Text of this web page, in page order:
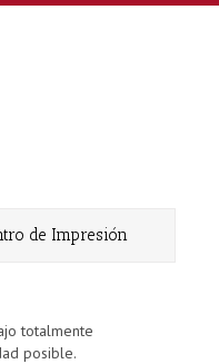
de Impresión
totalmente
posible.